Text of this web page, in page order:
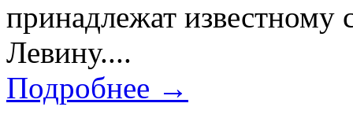
принадлежат
Левину....
Подробнее →